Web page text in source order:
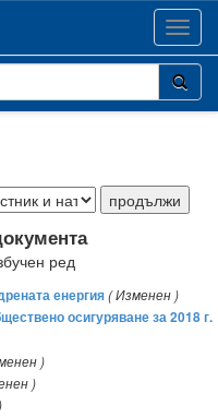
ред
енергия( Изменен )
осигуряване за 2018 г.
)
)